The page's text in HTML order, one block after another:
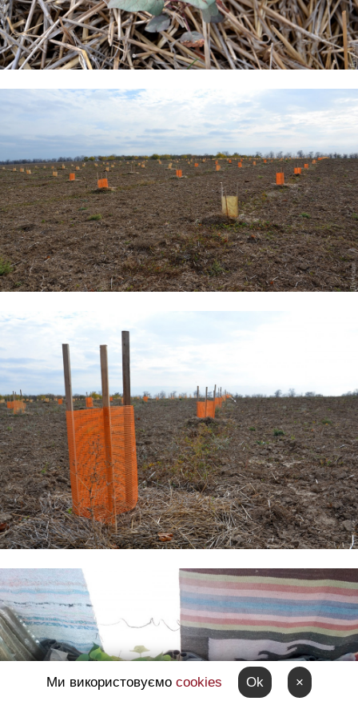
Ми використовуємо cookies Ok ×